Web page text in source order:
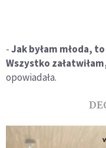
-Jak byłam młoda,
Wszystko
opowiadała.